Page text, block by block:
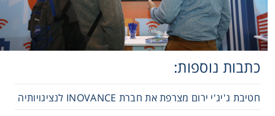
כתבות נוספות:
חטיבת ג'יג'י ירום מצרפת את חברת INOVANCE לנציגויותיה